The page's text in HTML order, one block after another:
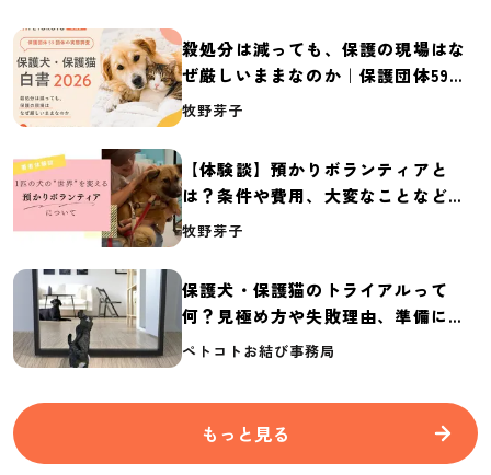
殺処分は減っても、保護の現場はな
ぜ厳しいままなのか｜保護団体59団
体の実態調査【保護犬・保護猫白書
牧野芽子
【体験談】預かりボランティアと
は？条件や費用、大変なことなど紹
介
牧野芽子
保護犬・保護猫のトライアルって
何？見極め方や失敗理由、準備に必
要なものを紹介
ペトコトお結び事務局
もっと見る